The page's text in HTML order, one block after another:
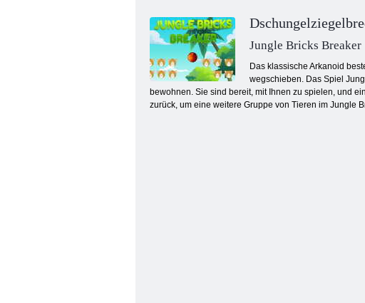
Bubble Shooter 2
Jungle Bricks Breaker
Das klassische Arkanoid
wegschieben. Das Spiel
bewohnen. Sie sind bereit, mit Ihnen zu spielen, und
zurück, um eine weitere Gruppe von Tieren im Jungle